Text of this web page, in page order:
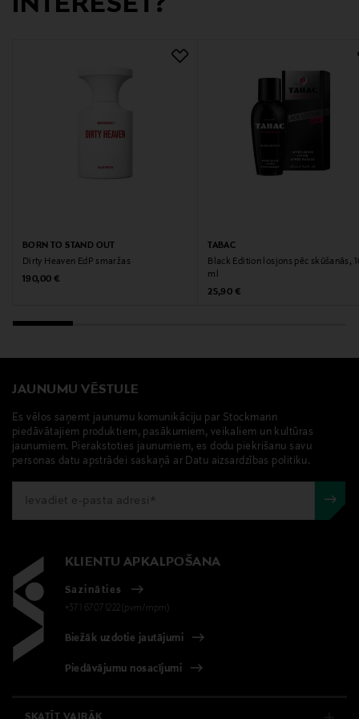
Mario Badescu, sejas aerosols
BORN TO STAND OUT
Dirty Heaven EdP smaržas
Original Price
190,00 €
TABAC
Black Edition losjons pēc skūšanās,
ml
Original Price
25,90 €
JAUNUMU VĒSTULE
Es vēlos saņemt jaunumu komunikāciju par Stockmann
piedāvātajiem produktiem, pasākumiem, veikaliem un kultūras
jaunumiem. Pierakstoties jaunumiem, es dodu piekrišanu savu
personas datu apstrādei saskaņā ar Datu aizsardzības politiku.
KLIENTU APKALPOŠANA
Sazināties
+371 67071222(pvm/mpm)
Biežāk uzdotie jautājumi
Piedāvājumu nosacījumi